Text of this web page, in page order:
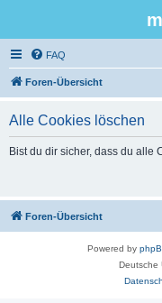
FAQ
Foren-Übersicht
Alle Cookies löschen
Bist du dir sicher, dass du alle
Foren-Übersicht
Powered by
Deutsche